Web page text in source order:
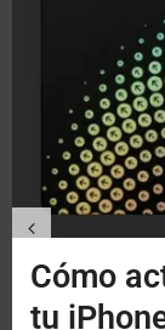
Cómo
tu